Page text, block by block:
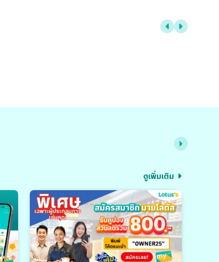
ดูเพิ่มเติม